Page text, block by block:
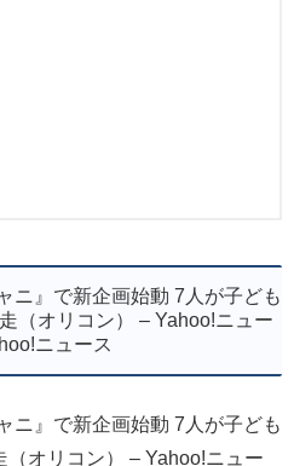
ニ』で新企画始動 7人が子ども
（オリコン） – Yahoo!ニュー
ニュース
ニ』で新企画始動 7人が子ども
（オリコン） – Yahoo!ニュー